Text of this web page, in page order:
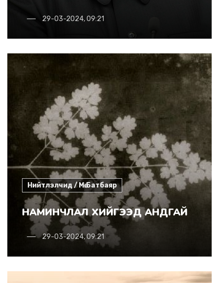
29-03-2024, 09:21
Нийтлэлчид / Мө.Батбаяр
НАМИНЧЛАЛ ХИЙГЭЭД АНДГАЙ
29-03-2024, 09:21